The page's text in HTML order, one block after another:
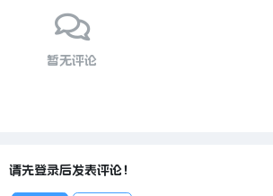
暂无评论
请先登录后发表评论！